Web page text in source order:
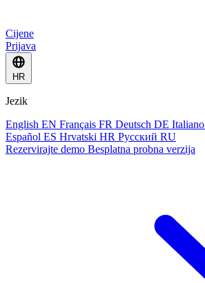
Cijene
Prijava
HR
Jezik
English EN Français FR Deutsch DE Italiano
Español ES Hrvatski HR Русский RU
Rezervirajte demo Besplatna probna verzija